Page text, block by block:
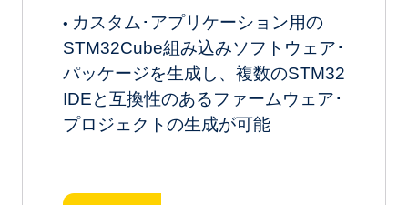
• カスタム･アプリケーション用の
STM32Cube組み込みソフトウェア･
パッケージを生成し、複数のSTM32
IDEと互換性のあるファームウェア･
プロジェクトの生成が可能